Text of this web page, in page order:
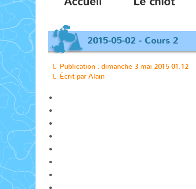
2015-05-02 - Cours 2
Publication : dimanche 3 mai 2015 01:12
Écrit par Alain